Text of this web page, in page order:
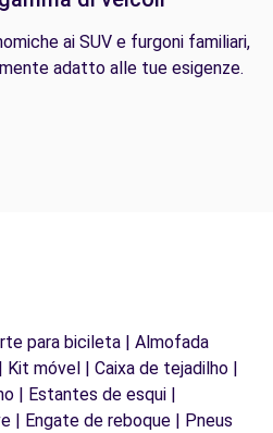
ai SUV e furgoni familiari,
adatto alle tue esigenze.
para bicileta | Almofada
Kit móvel | Caixa de tejadilho |
| Estantes de esqui |
| Engate de reboque | Pneus